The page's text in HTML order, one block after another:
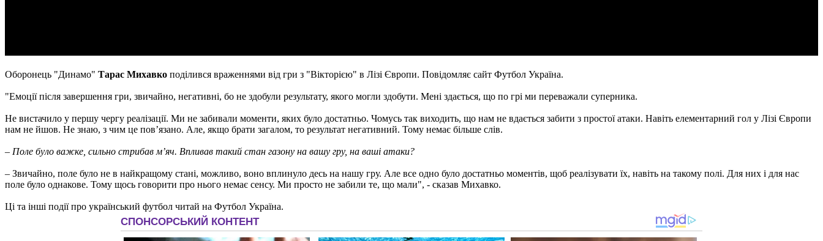
Оборонець "Динамо" Тарас Михавко поділився враженнями від гри з "Вікторією" в Лізі Європи. Повідомляє сайт Футбол Україна.
"Емоції після завершення гри, звичайно, негативні, бо не здобули результату, якого могли здобути. Мені здається, що по грі ми переважали суперника.
Не вистачило у першу чергу реалізації. Ми не забивали моменти, яких було достатньо. Чомусь так виходить, що нам не вдається забити з простої атаки. Навіть елементарний гол у Лізі Європи
нам не йшов. Не знаю, з чим це повʼязано. Але, якщо брати загалом, то результат негативний. Тому немає більше слів.
– Поле було важке, сильно стрибав м’яч. Впливав такий стан газону на вашу гру, на ваші атаки?
– Звичайно, поле було не в найкращому стані, можливо, воно вплинуло десь на нашу гру. Але все одно було достатньо моментів, щоб реалізувати їх, навіть на такому полі. Для них і для нас
поле було однакове. Тому щось говорити про нього немає сенсу. Ми просто не забили те, що мали", - сказав Михавко.
Ці та інші події про український футбол читай на Футбол Україна.